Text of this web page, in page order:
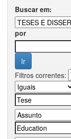
Buscar em:
por
Filtros correntes: